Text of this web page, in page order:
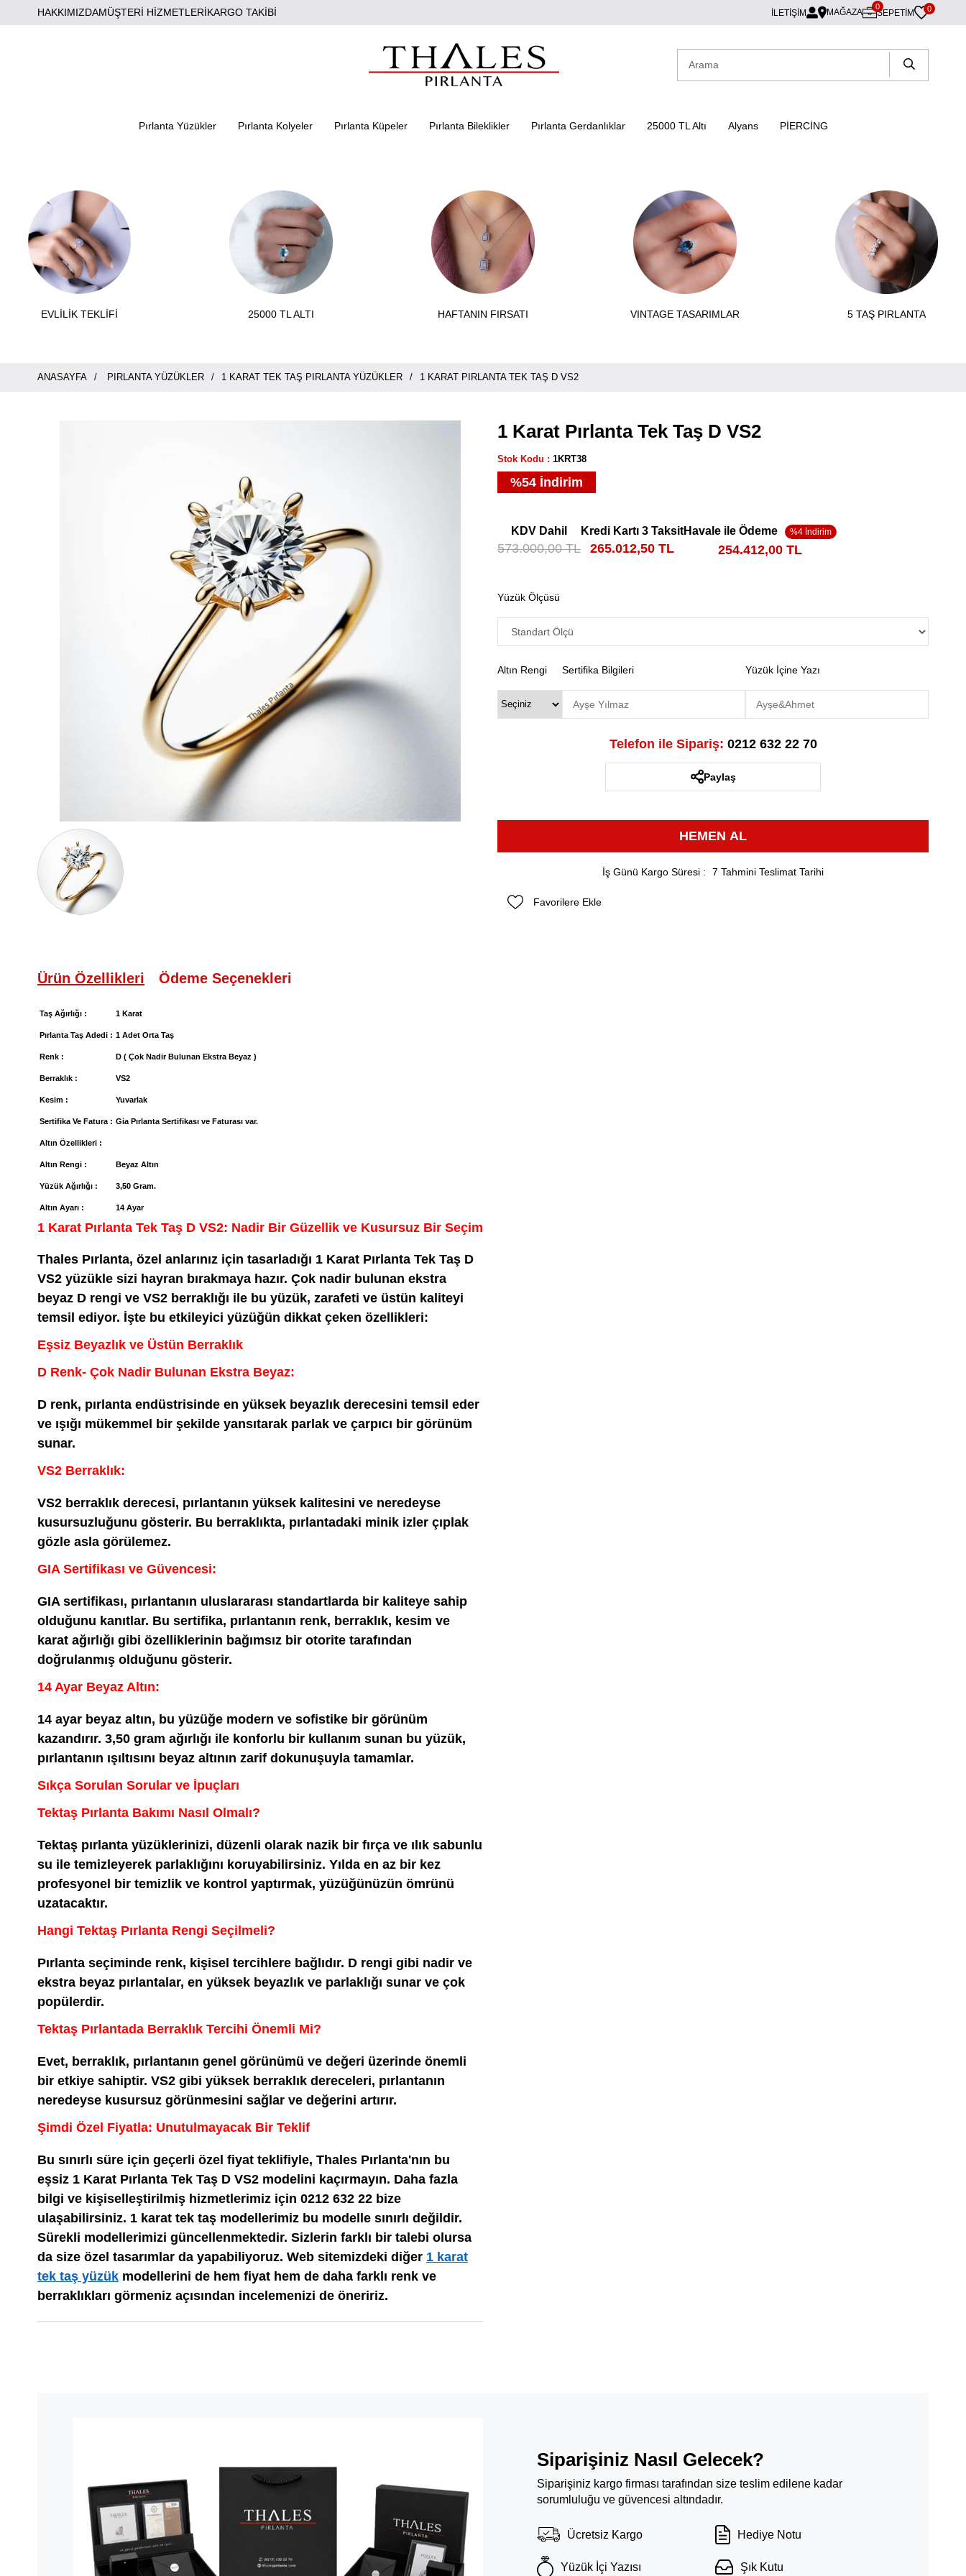
HAKKIMIZDAMÜŞTERİ HİZMETLERİKARGO TAKİBİ İLETİŞİM MAĞAZA SEPETIM
0 0
Pırlanta Yüzükler Pırlanta Kolyeler Pırlanta Küpeler Pırlanta Bileklikler Pırlanta Gerdanlıklar 25000 TL Altı Alyans PİERCİNG
EVLİLİK TEKLİFİ 25000 TL ALTI HAFTANIN FIRSATI VINTAGE TASARIMLAR 5 TAŞ PIRLANTA
ANASAYFA PIRLANTA YÜZÜKLER 1 KARAT TEK TAŞ PIRLANTA YÜZÜKLER 1 KARAT PIRLANTA TEK TAŞ D VS2
Ürün Özellikleri Ödeme Seçenekleri
Taş Ağırlığı : 1 Karat
Pırlanta Taş Adedi : 1 Adet Orta Taş
Renk : D ( Çok Nadir Bulunan Ekstra Beyaz )
Berraklık : VS2
Kesim : Yuvarlak
Sertifika Ve Fatura : Gia Pırlanta Sertifikası ve Faturası var.
Altın Özellikleri :
Altın Rengi : Beyaz Altın
Yüzük Ağırlığı : 3,50 Gram.
Altın Ayarı : 14 Ayar
1 Karat Pırlanta Tek Taş D VS2: Nadir Bir Güzellik ve Kusursuz Bir Seçim
Thales Pırlanta, özel anlarınız için tasarladığı 1 Karat Pırlanta Tek Taş D
VS2 yüzükle sizi hayran bırakmaya hazır. Çok nadir bulunan ekstra
beyaz D rengi ve VS2 berraklığı ile bu yüzük, zarafeti ve üstün kaliteyi
temsil ediyor. İşte bu etkileyici yüzüğün dikkat çeken özellikleri:
Eşsiz Beyazlık ve Üstün Berraklık
D Renk- Çok Nadir Bulunan Ekstra Beyaz:
D renk, pırlanta endüstrisinde en yüksek beyazlık derecesini temsil eder
ve ışığı mükemmel bir şekilde yansıtarak parlak ve çarpıcı bir görünüm
sunar.
VS2 Berraklık:
VS2 berraklık derecesi, pırlantanın yüksek kalitesini ve neredeyse
kusursuzluğunu gösterir. Bu berraklıkta, pırlantadaki minik izler çıplak
gözle asla görülemez.
GIA Sertifikası ve Güvencesi:
GIA sertifikası, pırlantanın uluslararası standartlarda bir kaliteye sahip
olduğunu kanıtlar. Bu sertifika, pırlantanın renk, berraklık, kesim ve
karat ağırlığı gibi özelliklerinin bağımsız bir otorite tarafından
doğrulanmış olduğunu gösterir.
14 Ayar Beyaz Altın:
14 ayar beyaz altın, bu yüzüğe modern ve sofistike bir görünüm
kazandırır. 3,50 gram ağırlığı ile konforlu bir kullanım sunan bu yüzük,
pırlantanın ışıltısını beyaz altının zarif dokunuşuyla tamamlar.
Sıkça Sorulan Sorular ve İpuçları
Tektaş Pırlanta Bakımı Nasıl Olmalı?
Tektaş pırlanta yüzüklerinizi, düzenli olarak nazik bir fırça ve ılık sabunlu
su ile temizleyerek parlaklığını koruyabilirsiniz. Yılda en az bir kez
profesyonel bir temizlik ve kontrol yaptırmak, yüzüğünüzün ömrünü
uzatacaktır.
Hangi Tektaş Pırlanta Rengi Seçilmeli?
Pırlanta seçiminde renk, kişisel tercihlere bağlıdır. D rengi gibi nadir ve
ekstra beyaz pırlantalar, en yüksek beyazlık ve parlaklığı sunar ve çok
popülerdir.
Tektaş Pırlantada Berraklık Tercihi Önemli Mi?
Evet, berraklık, pırlantanın genel görünümü ve değeri üzerinde önemli
bir etkiye sahiptir. VS2 gibi yüksek berraklık dereceleri, pırlantanın
neredeyse kusursuz görünmesini sağlar ve değerini artırır.
Şimdi Özel Fiyatla: Unutulmayacak Bir Teklif
Bu sınırlı süre için geçerli özel fiyat teklifiyle, Thales Pırlanta'nın bu
eşsiz 1 Karat Pırlanta Tek Taş D VS2 modelini kaçırmayın. Daha fazla
bilgi ve kişiselleştirilmiş hizmetlerimiz için 0212 632 22 bize
ulaşabilirsiniz. 1 karat tek taş modellerimiz bu modelle sınırlı değildir.
Sürekli modellerimizi güncellenmektedir. Sizlerin farklı bir talebi olursa
da size özel tasarımlar da yapabiliyoruz. Web sitemizdeki diğer 1 karat
tek taş yüzük modellerini de hem fiyat hem de daha farklı renk ve
berraklıkları görmeniz açısından incelemenizi de öneririz.
1 Karat Pırlanta Tek Taş D VS2
Stok Kodu 1KRT38
%54 İndirim
KDV Dahil
573.000,00 TL
Kredi Kartı 3 Taksit
265.012,50 TL
Havale ile Ödeme
254.412,00 TL
Yüzük Ölçüsü
Altın Rengi Sertifika Bilgileri Yüzük İçine Yazı
Telefon ile Sipariş: 0212 632 22 70
Paylaş
İş Günü Kargo Süresi : 7 Tahmini Teslimat Tarihi
Favorilere Ekle
Siparişiniz Nasıl Gelecek?
Siparişiniz kargo firması tarafından size teslim edilene kadar
sorumluluğu ve güvencesi altındadır.
Ücretsiz Kargo Hediye Notu
Yüzük İçi Yazısı Şık Kutu